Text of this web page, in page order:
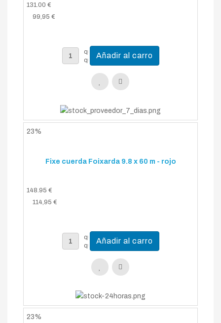
131.00 €
99,95 €
23%
Fixe cuerda Foixarda 9.8 x 60 m - rojo
148.95 €
114,95 €
23%